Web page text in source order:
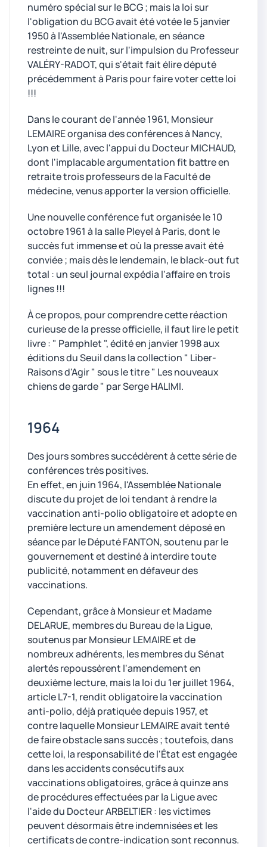
numéro spécial sur le BCG ; mais la loi sur
l'obligation du BCG avait été votée le 5 janvier
1950 à l'Assemblée Nationale, en séance
restreinte de nuit, sur l'impulsion du Professeur
VALÉRY-RADOT, qui s'était fait élire député
précédemment à Paris pour faire voter cette loi
!!!
Dans le courant de l'année 1961, Monsieur
LEMAIRE organisa des conférences à Nancy,
Lyon et Lille, avec l'appui du Docteur MICHAUD,
dont l'implacable argumentation fit battre en
retraite trois professeurs de la Faculté de
médecine, venus apporter la version officielle.
Une nouvelle conférence fut organisée le 10
octobre 1961 à la salle Pleyel à Paris, dont le
succès fut immense et où la presse avait été
conviée ; mais dès le lendemain, le black-out fut
total : un seul journal expédia l'affaire en trois
lignes !!!
À ce propos, pour comprendre cette réaction
curieuse de la presse officielle, il faut lire le petit
livre : " Pamphlet ", édité en janvier 1998 aux
éditions du Seuil dans la collection " Liber-
Raisons d'Agir " sous le titre " Les nouveaux
chiens de garde " par Serge HALIMI.
1964
Des jours sombres succédèrent à cette série de
conférences très positives.
En effet, en juin 1964, l'Assemblée Nationale
discute du projet de loi tendant à rendre la
vaccination anti-polio obligatoire et adopte en
première lecture un amendement déposé en
séance par le Député FANTON, soutenu par le
gouvernement et destiné à interdire toute
publicité, notamment en défaveur des
vaccinations.
Cependant, grâce à Monsieur et Madame
DELARUE, membres du Bureau de la Ligue,
soutenus par Monsieur LEMAIRE et de
nombreux adhérents, les membres du Sénat
alertés repoussèrent l'amendement en
deuxième lecture, mais la loi du 1er juillet 1964,
article L7-1, rendit obligatoire la vaccination
anti-polio, déjà pratiquée depuis 1957, et
contre laquelle Monsieur LEMAIRE avait tenté
de faire obstacle sans succès ; toutefois, dans
cette loi, la responsabilité de l'État est engagée
dans les accidents consécutifs aux
vaccinations obligatoires, grâce à quinze ans
de procédures effectuées par la Ligue avec
l'aide du Docteur ARBELTIER : les victimes
peuvent désormais être indemnisées et les
certificats de contre-indication sont reconnus.